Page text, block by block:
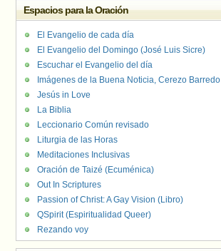
Espacios para la Oración
El Evangelio de cada día
El Evangelio del Domingo (José Luis Sicre)
Escuchar el Evangelio del día
Imágenes de la Buena Noticia, Cerezo Barredo
Jesús in Love
La Biblia
Leccionario Común revisado
Liturgia de las Horas
Meditaciones Inclusivas
Oración de Taizé (Ecuménica)
Out In Scriptures
Passion of Christ: A Gay Vision (Libro)
QSpirit (Espiritualidad Queer)
Rezando voy